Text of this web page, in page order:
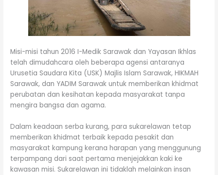
Misi-misi tahun 2016 I-Medik Sarawak dan Yayasan Ikhlas
telah dimudahcara oleh beberapa agensi antaranya
Urusetia Saudara Kita (USK) Majlis Islam Sarawak, HIKMAH
Sarawak, dan YADIM Sarawak untuk memberikan khidmat
perubatan dan kesihatan kepada masyarakat tanpa
mengira bangsa dan agama.
Dalam keadaan serba kurang, para sukarelawan tetap
memberikan khidmat terbaik kepada pesakit dan
masyarakat kampung kerana harapan yang menggunung
terpampang dari saat pertama menjejakkan kaki ke
kawasan misi. Sukarelawan ini tidaklah melainkan insan